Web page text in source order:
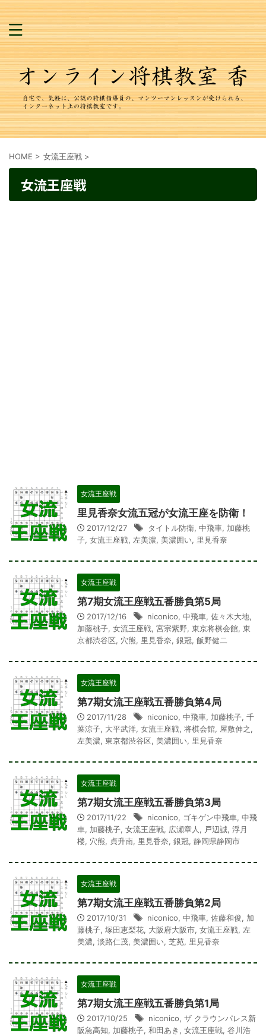
HOME > 女流王座戦 >
女流王座戦
女流王座戦
里見香奈女流五冠が女流王座を防衛！
2017/12/27 タイトル防衛, 中飛車, 加藤桃
子, 女流王座戦, 左美濃, 美濃囲い, 里見香奈
女流王座戦
第7期女流王座戦五番勝負第5局
2017/12/16 niconico, 中飛車, 佐々木大地,
加藤桃子, 女流王座戦, 宮宗紫野, 東京将棋会館, 東
京都渋谷区, 穴熊, 里見香奈, 銀冠, 飯野健二
女流王座戦
第7期女流王座戦五番勝負第4局
2017/11/28 niconico, 中飛車, 加藤桃子, 千
葉涼子, 大平武洋, 女流王座戦, 将棋会館, 屋敷伸之,
左美濃, 東京都渋谷区, 美濃囲い, 里見香奈
女流王座戦
第7期女流王座戦五番勝負第3局
2017/11/22 niconico, ゴキゲン中飛車, 中飛
車, 加藤桃子, 女流王座戦, 広瀬章人 , 戸辺誠, 浮月
楼, 穴熊, 貞升南, 里見香奈, 銀冠, 静岡県静岡市
女流王座戦
第7期女流王座戦五番勝負第2局
2017/10/31 niconico, 中飛車, 佐藤和俊, 加
藤桃子, 塚田恵梨花, 大阪府大阪市, 女流王座戦, 左
美濃, 淡路仁茂, 美濃囲い, 芝苑, 里見香奈
女流王座戦
第7期女流王座戦五番勝負第1局
2017/10/25 niconico, ザ クラウンパレス新
阪急高知, 加藤桃子, 和田あき , 女流王座戦, 谷川浩